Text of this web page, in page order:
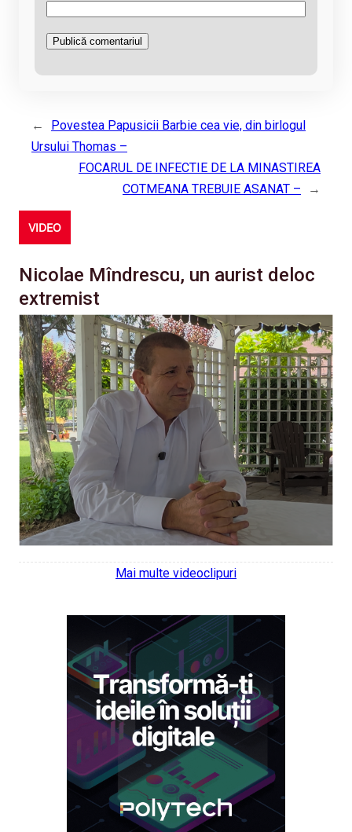
←
Povestea Papusicii Barbie cea vie, din birlogul
Ursului Thomas –
FOCARUL DE INFECTIE DE LA MINASTIREA
COTMEANA TREBUIE ASANAT –
→
VIDEO
Nicolae Mîndrescu, un aurist deloc
extremist
Mai multe videoclipuri